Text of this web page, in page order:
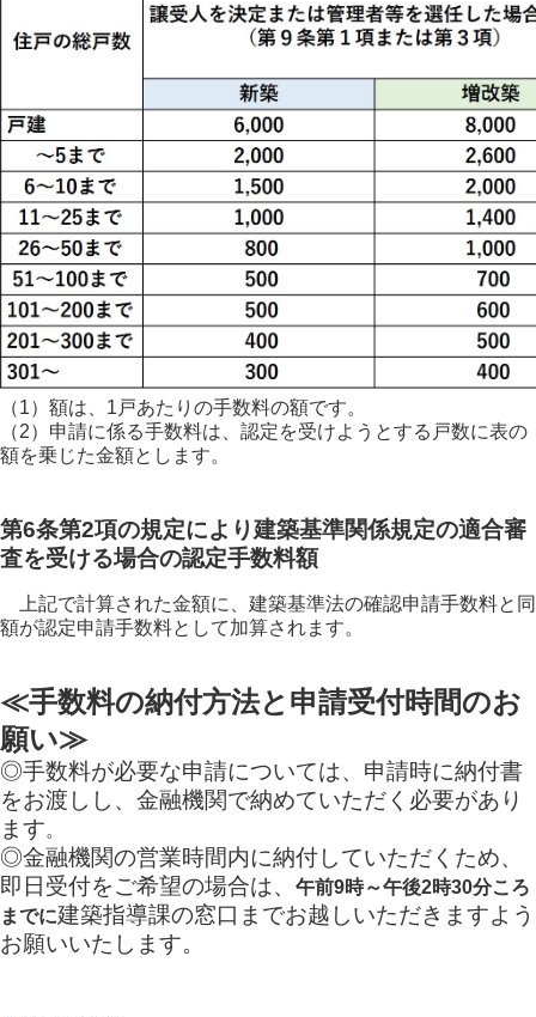
（1）額は、1戸あたりの手数料の額です。
（2）申請に係る手数料は、認定を受けようとする戸数に表の
額を乗じた金額とします。
第6条第2項の規定により建築基準関係規定の適合審
査を受ける場合の認定手数料額
上記で計算された金額に、建築基準法の確認申請手数料と同
額が認定申請手数料として加算されます。
≪手数料の納付方法と申請受付時間のお
願い≫
◎手数料が必要な申請については、申請時に納付書
をお渡しし 、金融機関で納めていただく必要があり
ます。
◎金融機関の営業時間内に納付していただくため、
即日受付をご希望の場合は、
午前9時～午後2時30分ころ
までに建築指導課の窓口までお越しいただきますよう
お願いいたします。